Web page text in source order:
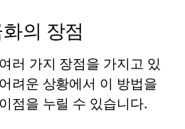
의 장점
러 가지 장점을 가지고 있
려운 상황에서 이 방법을
점을 누릴 수 있습니다.